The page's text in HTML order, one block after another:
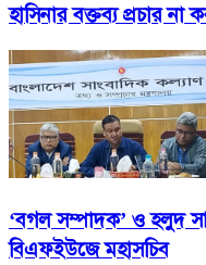
হাসিনার বক্তব্য প্রচার
‘বগল সম্পাদক’ ও হলুদ
বিএফইউজে মহাসচিব